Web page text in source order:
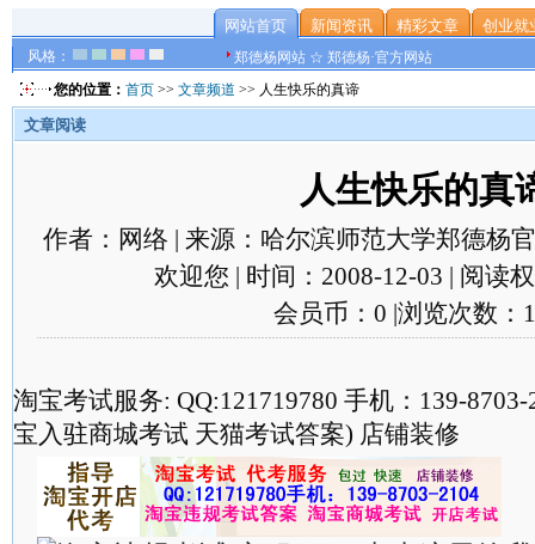
风格：
网站首页 新闻资讯 精彩文章 创业就
郑德杨网站 ☆ 郑德杨·官方网站
您的位置： 首页 >> 文章频道 >> 人生快乐的真谛
文章阅读
人生快乐的真
作者：网络 | 来源：哈尔滨师范大学郑德杨
欢迎您 | 时间：2008-12-03 | 阅读
会员币：0 |浏览次数：
淘宝考试服务: QQ:121719780 手机：139-
宝入驻商城考试 天猫考试答案) 店铺装修